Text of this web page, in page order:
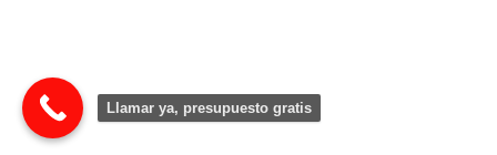
Llamar ya, presupuesto gratis